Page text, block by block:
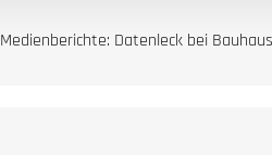
Medienberichte: Datenleck bei